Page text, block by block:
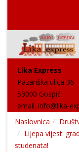
Lika Express
Pazariška ulica 36
53000 Gospić
email: info@lika-
Naslovnica
Lijepa vijest:
studenata!